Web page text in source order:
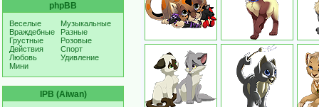
phpBB
Веселые
Враждебные
Грустные
Действия
Любовь
Мини
Музыкальные
Разные
Розовые
Спорт
Удивление
IPB (Aiwan)